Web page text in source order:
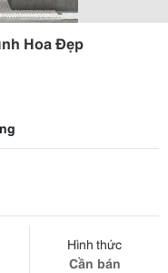
Hoa Đẹp
Hình thức
Cần bán